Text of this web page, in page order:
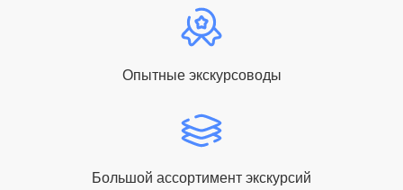
Опытные экскурсоводы
Большой ассортимент экскурсий